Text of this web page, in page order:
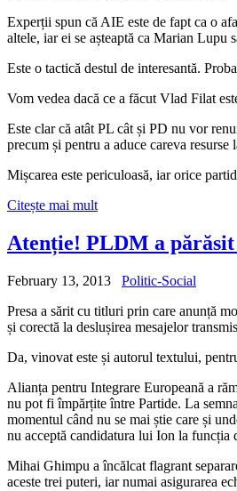
Experții spun că AIE este de fapt ca o
altele, iar ei se așteaptă ca Marian Lupu
Este o tactică destul de interesantă.
Vom vedea dacă ce a făcut Vlad Filat
Este clar că atât PL cât și PD nu vor
precum și pentru a aduce careva resurse
Mișcarea este periculoasă, iar orice
Citește mai mult
Atenție! PLDM a
February 13, 2013
Politic-Social
Presa a sărit cu titluri prin care anunță
și corectă la deslușirea mesajelor
Da, vinovat este și autorul textului,
Alianța pentru Integrare Europeană a
nu pot fi împărțite între Partide. La
momentul când nu se mai știe care și
nu acceptă candidatura lui Ion la funcția
Mihai Ghimpu a încălcat flagrant
aceste trei puteri, iar numai asigurarea